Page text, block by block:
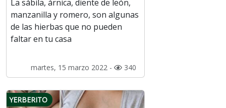
La sábila, árnica, diente de león,
manzanilla y romero, son algunas
de las hierbas que no pueden
faltar en tu casa
martes, 15 marzo 2022 - 340
YERBERITO